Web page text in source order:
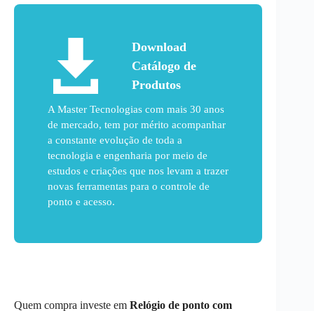
Download
Catálogo de
Produtos
A Master Tecnologias com mais 30 anos
de mercado, tem por mérito acompanhar
a constante evolução de toda a
tecnologia e engenharia por meio de
estudos e criações que nos levam a trazer
novas ferramentas para o controle de
ponto e acesso.
Quem compra investe em Relógio de ponto com